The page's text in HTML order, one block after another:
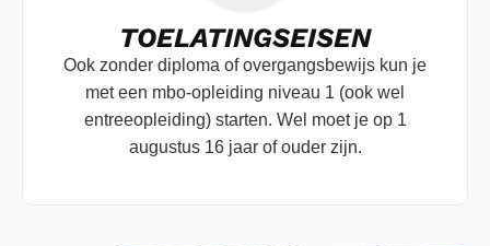
TOELATINGSEISEN
Ook zonder diploma of overgangsbewijs kun je
met een mbo-opleiding niveau 1 (ook wel
entreeopleiding) starten. Wel moet je op 1
augustus 16 jaar of ouder zijn.